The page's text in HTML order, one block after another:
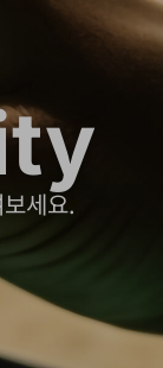
세요.